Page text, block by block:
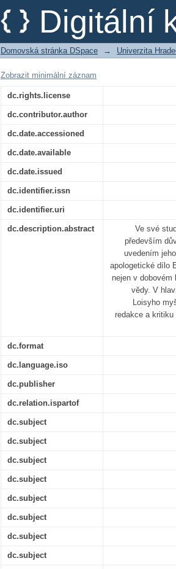
Digitální
Apologie katolicismus
okolo spisu Evangelium
Domovská stránka DSpace → Univerzita
Zobrazit minimální záznam
dc.rights.license
dc.contributor.author
dc.date.accessioned
dc.date.available
dc.date.issued
dc.identifier.issn
dc.identifier.uri
dc.description.abstract
Ve své
především
uvedením
apologetické dílo
nejen v
vědy. V
Loisyho
redakce a
dc.format
dc.language.iso
dc.publisher
dc.relation.ispartof
dc.subject
dc.subject
dc.subject
dc.subject
dc.subject
dc.subject
dc.subject
dc.subject